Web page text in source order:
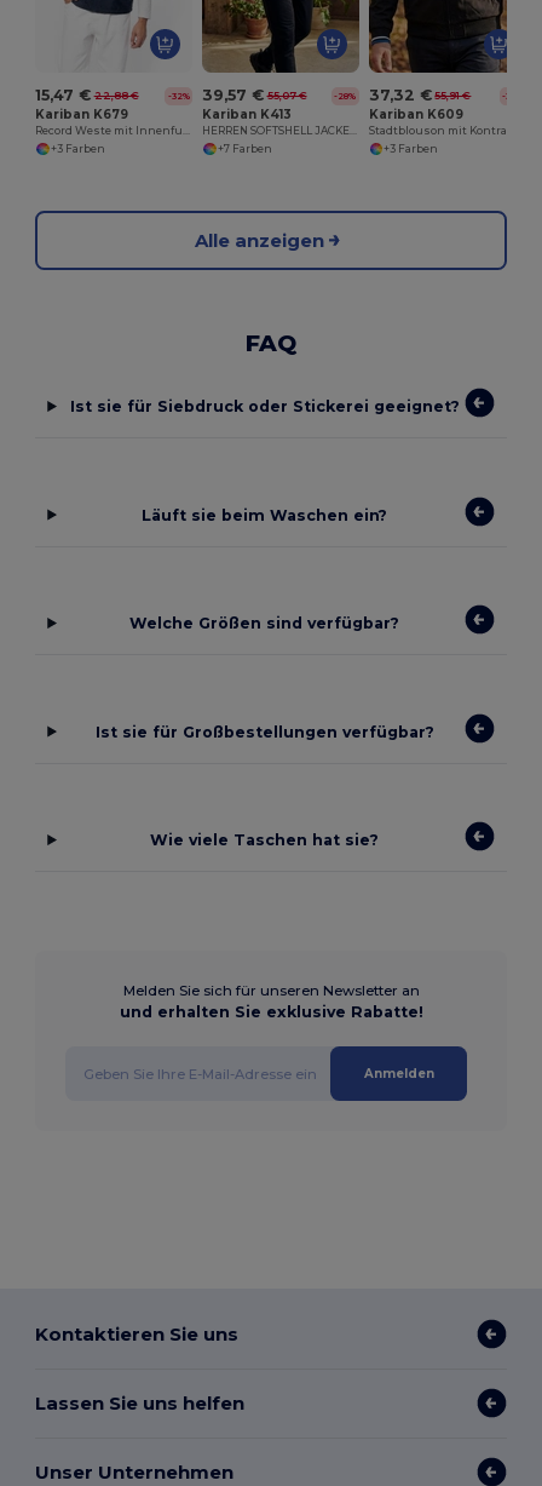
15,47 € 22,88 € -32%
Kariban K679
Record Weste mit Innenfutter aus Fleece
+3 Farben
39,57 € 55,07 € -28%
Kariban K413
HERREN SOFTSHELL JACKE MIT KAPUZE
+7 Farben
37,32 € 55,91 € -33%
Kariban K609
+3 Farben
Alle anzeigen
FAQ
Ist sie für Siebdruck oder Stickerei geeignet?
Läuft sie beim Waschen ein?
Welche Größen sind verfügbar?
Ist sie für Großbestellungen verfügbar?
Wie viele Taschen hat sie?
Melden Sie sich für unseren Newsletter an
und erhalten Sie exklusive Rabatte!
Anmelden
Kontaktieren Sie uns
Lassen Sie uns helfen
Unser Unternehmen